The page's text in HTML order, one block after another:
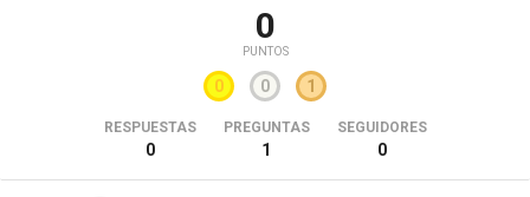
0
PUNTOS
0 0 1
RESPUESTAS
0
PREGUNTAS
1
SEGUIDORES
0